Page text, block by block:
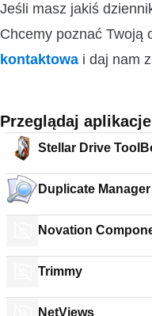
Jeśli masz jakiś
Chcemy poznać Twoją
kontaktowa i daj nam
Przeglądaj aplikacje
Stellar Drive
Duplicate Manager
Novation
Trimmy
NetViews